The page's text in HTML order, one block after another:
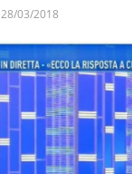
28/03/2018